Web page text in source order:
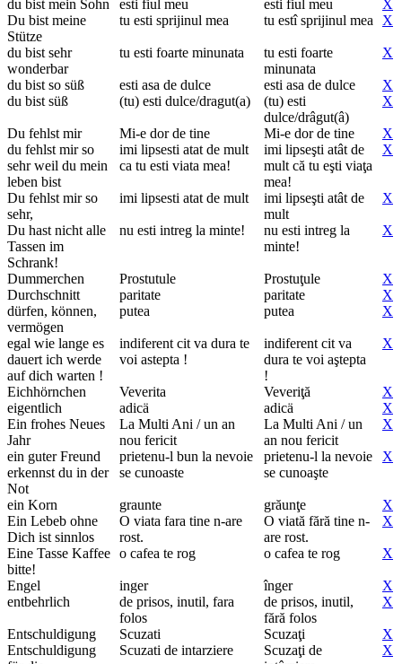
du bist mein Sohn esti fiul meu esti fiul meu
X
Du bist meine
Stütze
tu esti sprijinul mea tu estî sprijinul mea X
du bist sehr
wonderbar
tu esti foarte minunata
tu esti foarte
minunata
X
du bist so süß esti asa de dulce esti asa de dulce
X
du bist süß
(tu) esti dulce/dragut(a)
(tu) esti
dulce/drâgut(â)
X
Du fehlst mir Mi-e dor de tine Mi-e dor de tine
X
du fehlst mir so
sehr weil du mein
leben bist
imi lipsesti atat de mult
ca tu esti viata mea!
imi lipseşti atât de
mult că tu eşti viaţa
mea!
X
Du fehlst mir so
sehr,
imi lipsesti atat de mult
imi lipseşti atât de
mult
X
Du hast nicht alle
Tassen im
Schrank!
nu esti intreg la minte!
nu esti intreg la
minte!
X
Dummerchen Prostutule Prostuţule
X
Durchschnitt
paritate paritate
X
dürfen, können,
vermögen
putea putea X
egal wie lange es
dauert ich werde
auf dich warten !
indiferent cit va dura te
voi astepta !
indiferent cit va
dura te voi aştepta
!
X
Eichhörnchen Veverita Veveriţă
X
eigentlich
adicä adicä
X
Ein frohes Neues
Jahr
La Multi Ani / un an
nou fericit
La Multi Ani / un
an nou fericit
X
ein guter Freund
erkennst du in der
Not
prietenu-l bun la nevoie
se cunoaste
prietenu-l la nevoie
se cunoaşte
X
ein Korn graunte grăunţe
X
Ein Lebeb ohne
Dich ist sinnlos
O viata fara tine n-are
rost.
O viată fără tine n-
are rost.
X
Eine Tasse Kaffee
bitte!
o cafea te rog o cafea te rog X
Engel inger înger
X
entbehrlich
de prisos, inutil, fara
folos
de prisos, inutil,
fără folos
X
Entschuldigung Scuzati Scuzaţi
X
Entschuldigung
Scuzati de intarziere
Scuzaţi de
X